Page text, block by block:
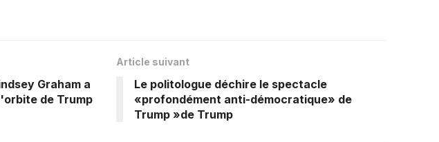
Graham a
de Trump
Article suivant
Le politologue déchire le spectacle
«profondément anti-démocratique» de
Trump »de Trump